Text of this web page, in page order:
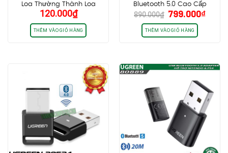
Loa Thường Thành Loa
Bluetooth 2.0
120.000₫
THÊM VÀO GIỎ HÀNG
Bluetooth 5.0 Cao Cấp
Ugreen 40762, Có APTX
890.000₫ Giá
gốc
là:
890.000₫.
799.000₫Giá
THÊM VÀO GIỎ HÀNG